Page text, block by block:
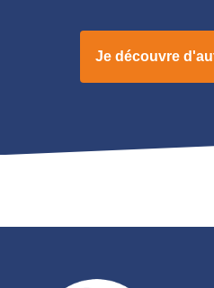
Je découvre